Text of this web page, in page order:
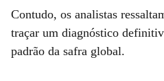
Contudo, os analistas
traçar um diagnóstico
padrão da safra global.